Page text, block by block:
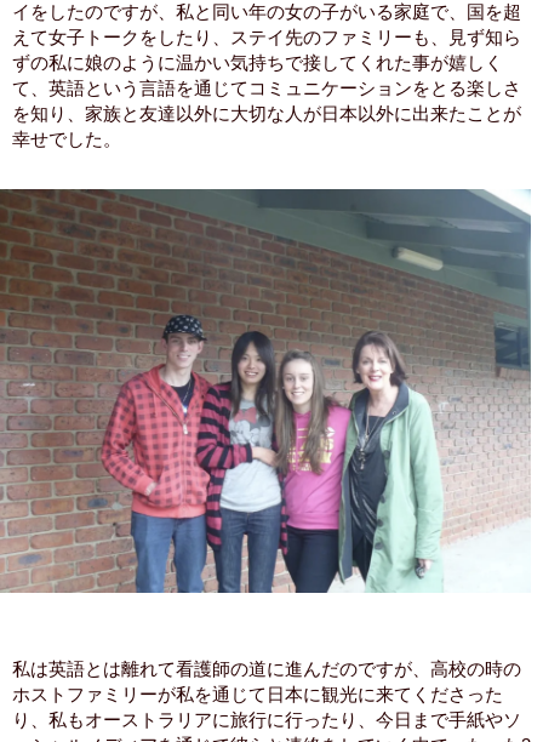
イをしたのですが、私と同い年の女の子がいる家庭で、国を超
えて女子トークをしたり、ステイ先のファミリーも、見ず知ら
ずの私に娘のように温かい気持ちで接してくれた事が嬉しく
て、英語という言語を通じてコミュニケーションをとる楽しさ
を知り、家族と友達以外に大切な人が日本以外に出来たことが
幸せでした。
私は英語とは離れて看護師の道に進んだのですが、高校の時の
ホストファミリーが私を通じて日本に観光に来てくださった
り、私もオーストラリアに旅行に行ったり、今日まで手紙やソ